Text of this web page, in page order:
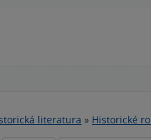
literatura » Historické